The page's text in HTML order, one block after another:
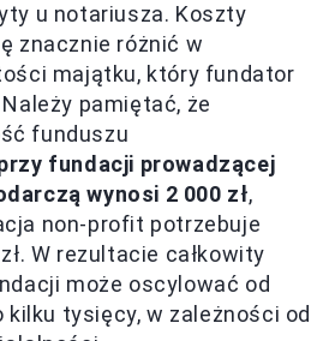
u notariusza. Koszty
znacznie różnić w
majątku, który fundator
pamiętać, że
funduszu
fundacji prowadzącej
wynosi 2 000 zł,
non-profit potrzebuje
W rezultacie całkowity
może oscylować od
kilku tysięcy, w zależności od